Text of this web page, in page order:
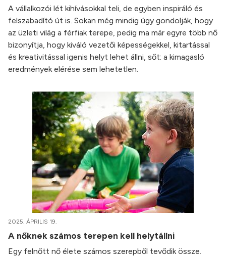
A vállalkozói lét kihívásokkal teli, de egyben inspiráló és
felszabadító út is. Sokan még mindig úgy gondolják, hogy
az üzleti világ a férfiak terepe, pedig ma már egyre több nő
bizonyítja, hogy kiváló vezetői képességekkel, kitartással
és kreativitással igenis helyt lehet állni, sőt: a kimagasló
eredmények elérése sem lehetetlen.
2025. ÁPRILIS 19.
A nőknek számos terepen kell helytállni
Egy felnőtt nő élete számos szerepből tevődik össze.